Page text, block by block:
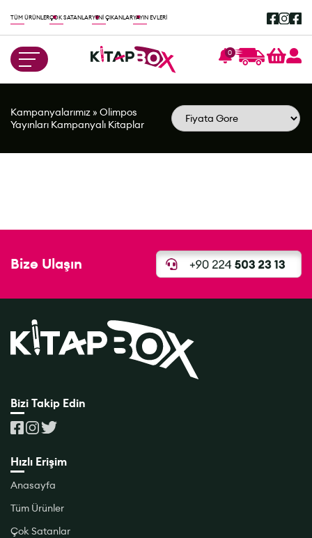
TÜM ÜRÜNLERÇOK SATANLARYENİ ÇIKANLARYAYIN EVLERİ
0
Kampanyalarımız» Olimpos
Yayınları Kampanyalı Kitaplar
Bize Ulaşın
Bizi Takip Edin
Hızlı Erişim
Anasayfa
Tüm Ürünler
Çok Satanlar